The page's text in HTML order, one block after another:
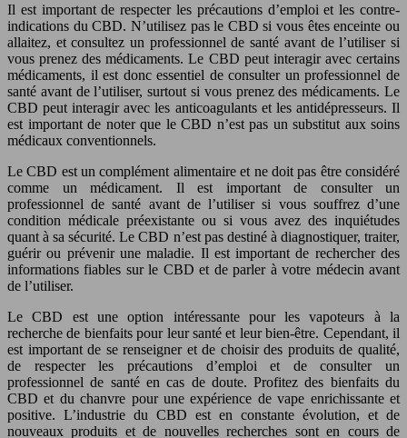
Il est important de respecter les précautions d’emploi et les contre-
indications du CBD. N’utilisez pas le CBD si vous êtes enceinte ou
allaitez, et consultez un professionnel de santé avant de l’utiliser si
vous prenez des médicaments. Le CBD peut interagir avec certains
médicaments, il est donc essentiel de consulter un professionnel de
santé avant de l’utiliser, surtout si vous prenez des médicaments. Le
CBD peut interagir avec les anticoagulants et les antidépresseurs. Il
est important de noter que le CBD n’est pas un substitut aux soins
médicaux conventionnels.
Le CBD est un complément alimentaire et ne doit pas être considéré
comme un médicament. Il est important de consulter un
professionnel de santé avant de l’utiliser si vous souffrez d’une
condition médicale préexistante ou si vous avez des inquiétudes
quant à sa sécurité. Le CBD n’est pas destiné à diagnostiquer, traiter,
guérir ou prévenir une maladie. Il est important de rechercher des
informations fiables sur le CBD et de parler à votre médecin avant
de l’utiliser.
Le CBD est une option intéressante pour les vapoteurs à la
recherche de bienfaits pour leur santé et leur bien-être. Cependant, il
est important de se renseigner et de choisir des produits de qualité,
de respecter les précautions d’emploi et de consulter un
professionnel de santé en cas de doute. Profitez des bienfaits du
CBD et du chanvre pour une expérience de vape enrichissante et
positive. L’industrie du CBD est en constante évolution, et de
nouveaux produits et de nouvelles recherches sont en cours de